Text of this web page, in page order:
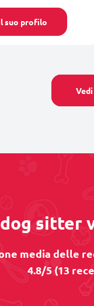
suo profilo
sitter
media delle
4.8/5 (13